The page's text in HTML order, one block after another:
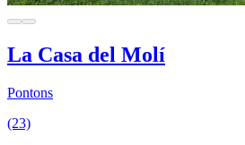
La Casa del Molí
Pontons
(23)